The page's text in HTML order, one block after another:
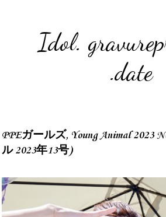
Idol.
.date
PPEガールズ, Young Animal 2023
ル 2023年13号)